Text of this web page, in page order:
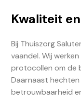
Kwaliteit
Bij Thuiszorg
vaandel. Wij
protocollen om de
Daarnaast hechten
betrouwbaarheid